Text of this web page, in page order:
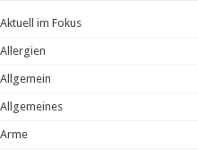
Aktuell im Fokus
Allergien
Allgemein
Allgemeines
Arme